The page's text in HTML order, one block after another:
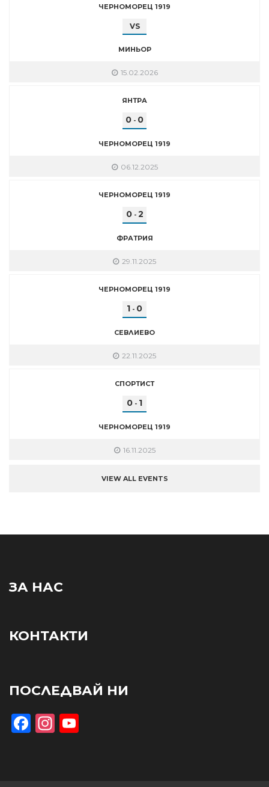
ЧЕРНОМОРЕЦ 1919
VS
МИНЬОР
15.02.2026
ЯНТРА
0 - 0
ЧЕРНОМОРЕЦ 1919
06.12.2025
ЧЕРНОМОРЕЦ 1919
0- 2
ФРАТРИЯ
29.11.2025
ЧЕРНОМОРЕЦ 1919
1 - 0
СЕВЛИЕВО
22.11.2025
СПОРТИСТ
0 - 1
ЧЕРНОМОРЕЦ 1919
16.11.2025
VIEW ALL EVENTS
ЗА НАС
КОНТАКТИ
ПОСЛЕДВАЙ НИ
Facebook
Instagram